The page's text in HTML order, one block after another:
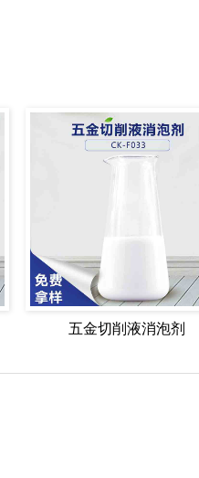
五金切削液消泡剂